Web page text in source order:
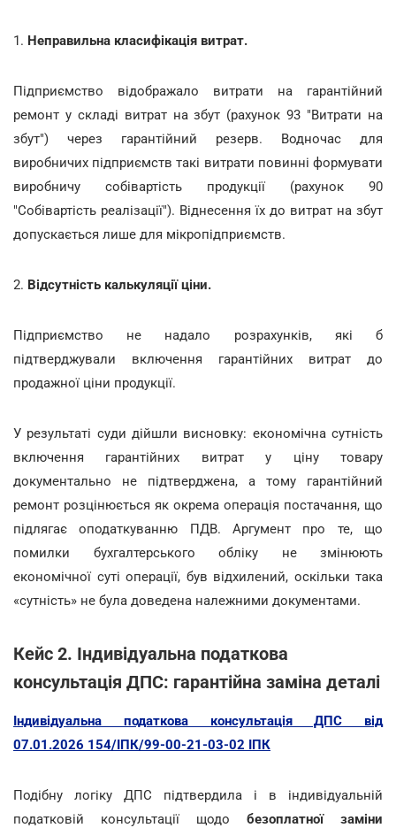
1. Неправильна класифікація витрат.
Підприємство відображало витрати на гарантійний
ремонт у складі витрат на збут (рахунок 93 "Витрати на
збут") через гарантійний резерв. Водночас для
виробничих підприємств такі витрати повинні формувати
виробничу собівартість продукції (рахунок 90
"Собівартість реалізації"). Віднесення їх до витрат на збут
допускається лише для мікропідприємств.
2. Відсутність калькуляції ціни.
Підприємство не надало розрахунків, які б
підтверджували включення гарантійних витрат до
продажної ціни продукції.
У результаті суди дійшли висновку: економічна сутність
включення гарантійних витрат у ціну товару
документально не підтверджена, а тому гарантійний
ремонт розцінюється як окрема операція постачання, що
підлягає оподаткуванню ПДВ. Аргумент про те, що
помилки бухгалтерського обліку не змінюють
економічної суті операції, був відхилений, оскільки така
«сутність» не була доведена належними документами.
Кейс 2. Індивідуальна податкова
консультація ДПС: гарантійна заміна деталі
Індивідуальна податкова консультація ДПС від
07.01.2026 154/ІПК/99-00-21-03-02 ІПК
Подібну логіку ДПС підтвердила і в індивідуальній
податковій консультації щодо безоплатної заміни